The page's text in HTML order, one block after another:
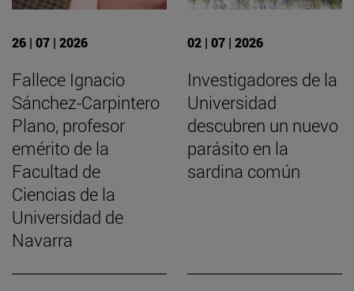
26 | 07 | 2026
Fallece Ignacio
Sánchez-Carpintero
Plano, profesor
emérito de la
Facultad de
Ciencias de la
Universidad de
Navarra
02 | 07 | 2026
Investigadores de la
Universidad
descubren un nuevo
parásito en la
sardina común